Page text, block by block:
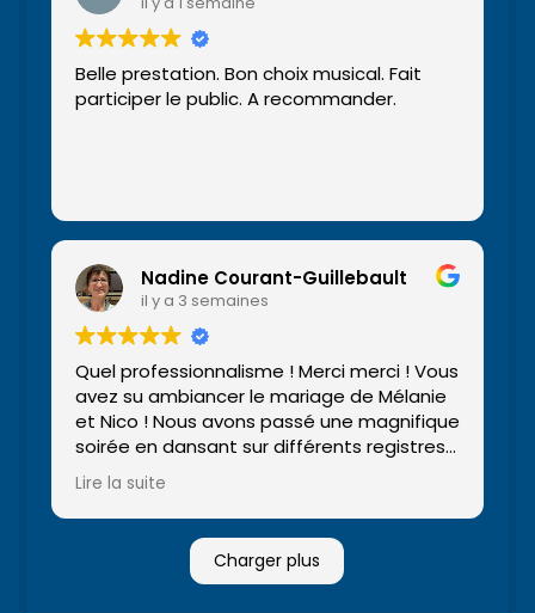
Belle prestation. Bon choix musical. Fait
participer le public. A recommander.
Nadine Courant-Guillebault
il y a 3 semaines
Quel professionnalisme ! Merci merci ! Vous
avez su ambiancer le mariage de Mélanie
et Nico ! Nous avons passé une magnifique
soirée en dansant sur différents registres
de chansons. Continuez ainsi !
Lire la suite
Charger plus